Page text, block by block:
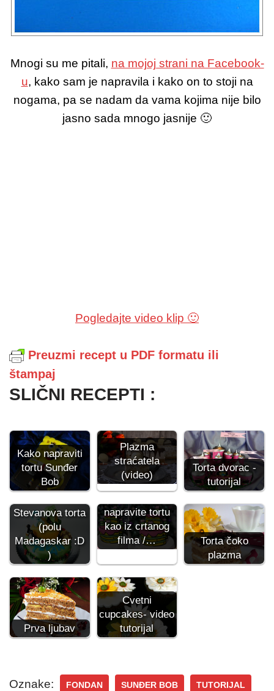
Mnogi su me pitali, na mojoj strani na Facebook-
u, kako sam je napravila i kako on to stoji na
nogama, pa se nadam da vama kojima nije bilo
jasno sada mnogo jasnije 🙂
Pogledajte video klip 🙂
Preuzmi recept u PDF formatu ili
štampaj
SLIČNI RECEPTI :
Kako napraviti
tortu Sunđer
Bob
Plazma
straćatela
(video)
Torta dvorac -
tutorijal
Stevanova torta
(polu
Madagaskar :D
)
napravite tortu
kao iz crtanog
filma /…
Torta čoko
plazma
Prva ljubav
Cvetni
cupcakes- video
tutorijal
Oznake: FONDAN SUNĐER BOB TUTORIJAL